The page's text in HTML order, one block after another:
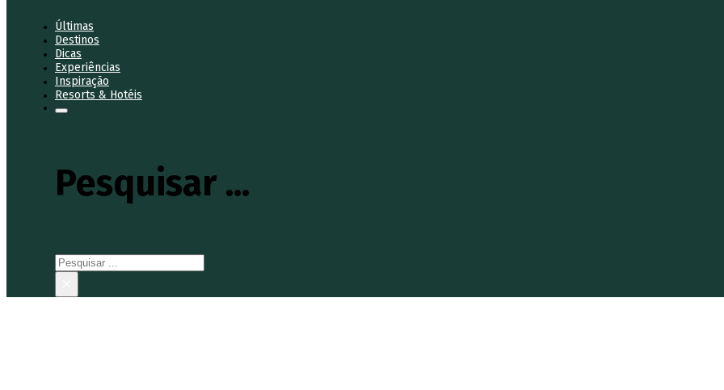
Últimas
Destinos
Dicas
Experiências
Inspiração
Resorts & Hotéis
Pesquisar ...
Pesquisar